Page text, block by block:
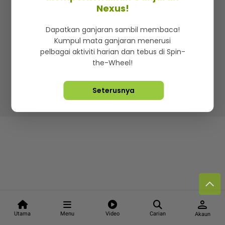
Utama Menu Video Carian
person
Akaun
Iklan di SMG360
Terma & Syarat Dasar Privasi
Lebih hot, viral dan sensasi
Hakcipta Terpelihara ©2026. Star Media Group Berhad
Nexus!
Dapatkan ganjaran sambil membaca!
Kumpul mata ganjaran menerusi
pelbagai aktiviti harian dan tebus di Spin-
the-Wheel!
Seterusnya